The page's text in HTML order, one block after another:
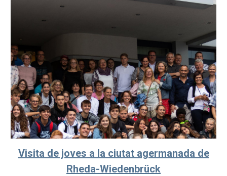
Visita de joves a la ciutat agermanada de
Rheda-Wiedenbrück